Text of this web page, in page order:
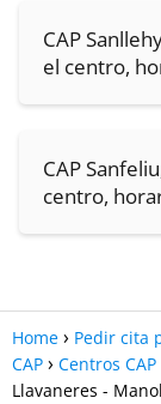
CAP
el centro,
CAP
centro,
Home
Pedir cita
CAP
Centros
Llavaneres -